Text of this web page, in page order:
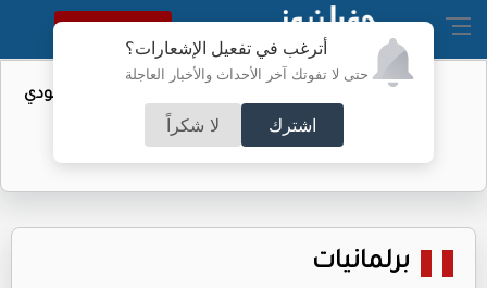
أترغب في تفعيل الإشعارات؟
حتى لا تفوتك آخر الأحداث والأخبار العاجلة
اشترك لا شكراً
النسخة الكاملة
واردات الولايات المتحدة من النفط السعودي
تهبط إلى الصفر
برلمانيات